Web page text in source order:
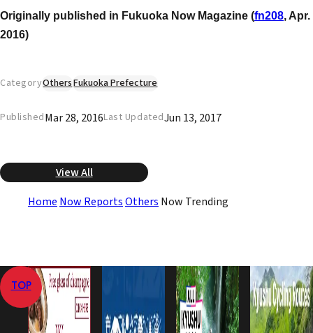
Originally published in Fukuoka Now Magazine (fn208, Apr.
2016)
CategoryOthersFukuoka Prefecture
PublishedMar 28, 2016Last UpdatedJun 13, 2017
View All
Home Now ReportsOthers Now Trending
TOP